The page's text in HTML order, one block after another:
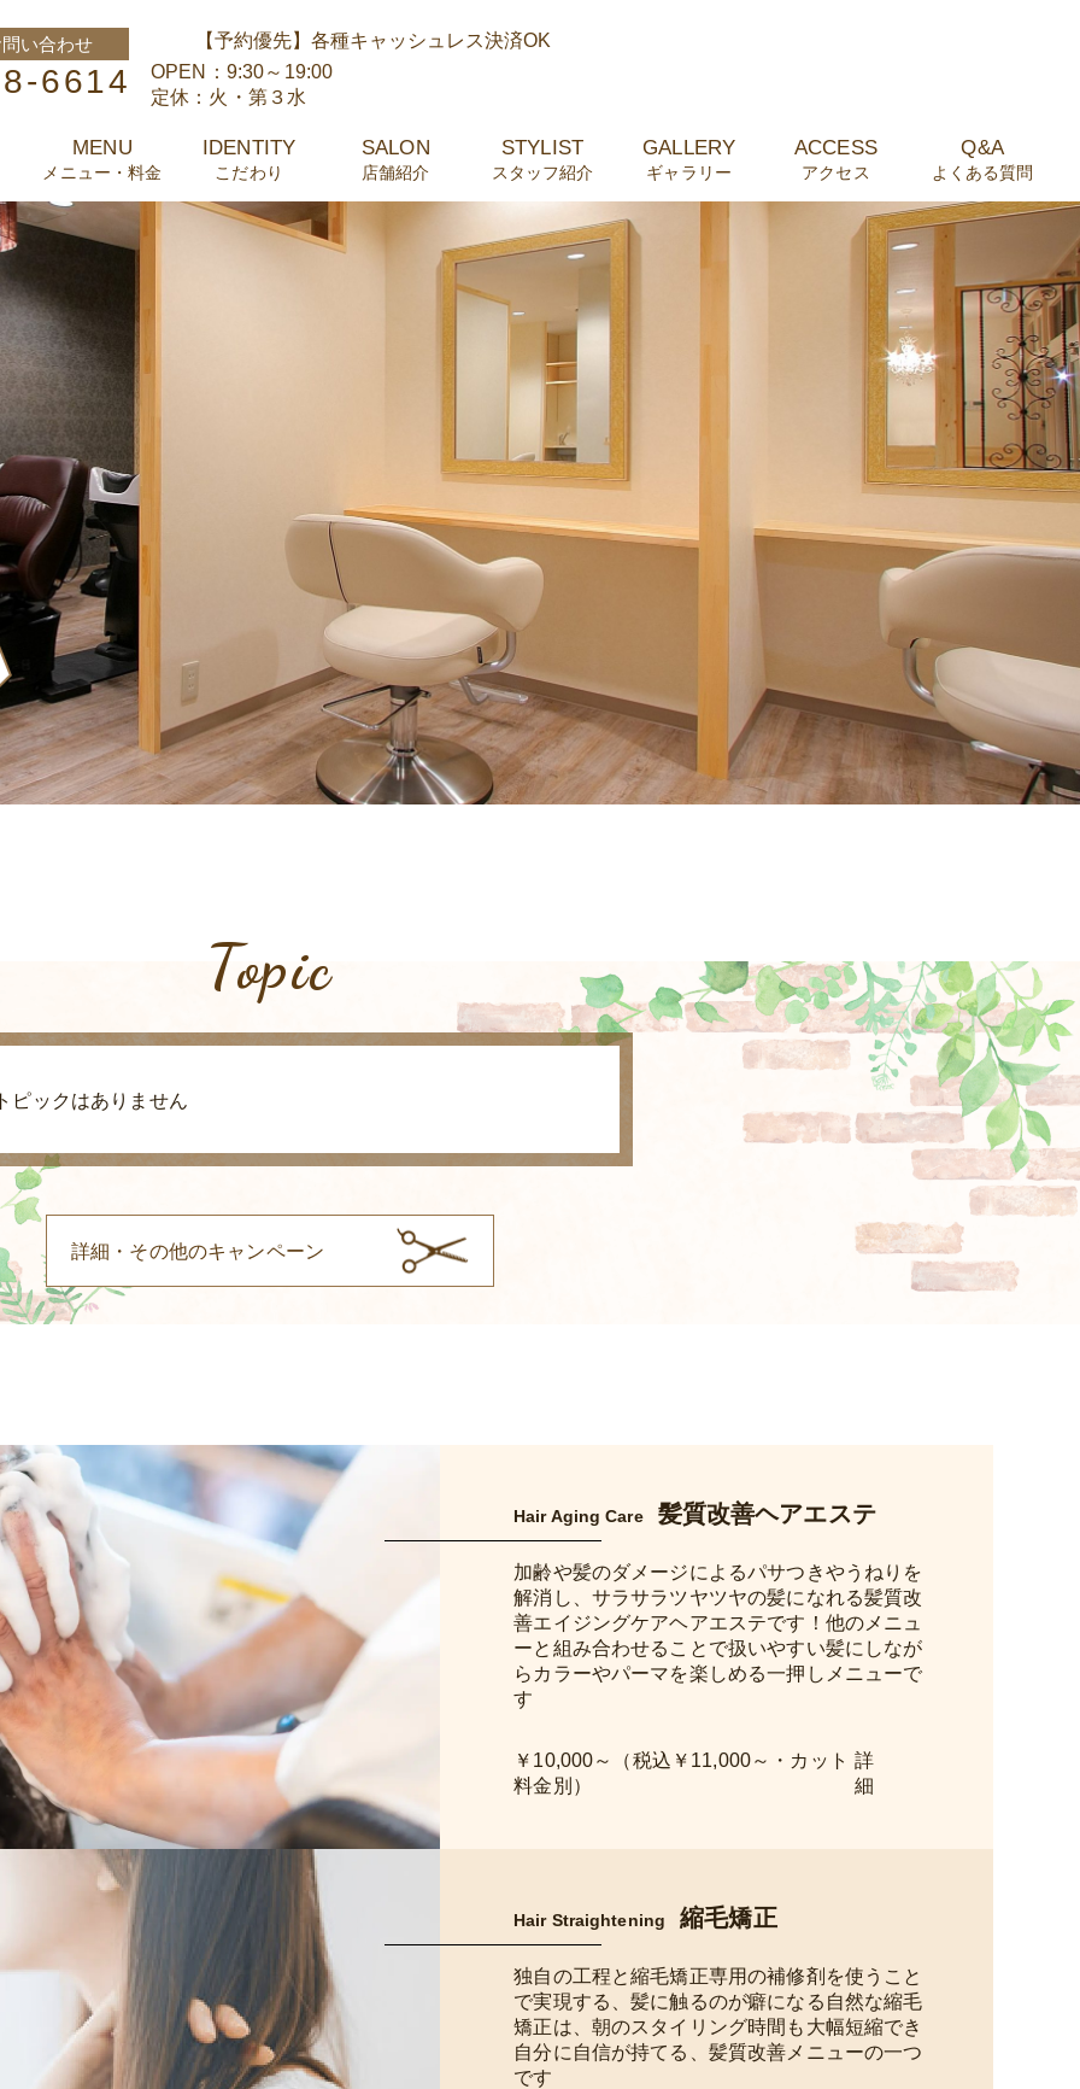
い合わせ
6614
【予約優先】 各種キャッシュレス決済OK
OPEN：9:30～19:00
定休：火・第３水
MENU
メニュー・料金
IDENTITY
こだわり
SALON
店舗紹介
STYLIST
スタッフ紹介
GALLERY
ギャラリー
ACCESS
アクセス
Q&A
よくある質問
Topic
ピックはありません
詳細・その他のキャンペーン
Hair Aging Care髪質改善ヘアエステ
加齢や髪のダメージによるパサつきやうねりを
解消し、サラサラツヤツヤの髪になれる髪質改
善エイジングケアヘアエステです！他のメニュ
ーと組み合わせることで扱いやすい髪にしなが
らカラーやパーマを楽しめる一押しメニューで
す
￥10,000～（税込￥11,000～・カット
料金別）
Hair Straightening 縮毛矯正
独自の工程と縮毛矯正専用の補修剤を使うこと
で実現する、髪に触るのが癖になる自然な縮毛
矯正は、朝のスタイリング時間も大幅短縮でき
自分に自信が持てる、髪質改善メニューの一つ
です